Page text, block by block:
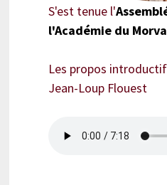
S'est tenue l'
l'Académie du
Les propos
Jean-Loup Flouest